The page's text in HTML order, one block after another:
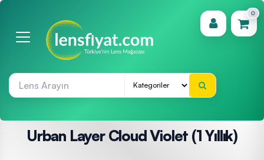
0
(0)
Urban Layer Cloud Violet (1 Yıllık)